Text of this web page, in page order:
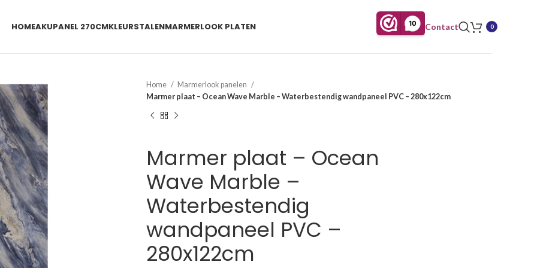
HOMEAKUPANEL 270CMKLEURSTALENMARMERLOOK PLATEN Contact 0
Home
Marmerlook panelen
Marmer plaat – Ocean Wave Marble – Waterbestendig wandpaneel PVC – 280x122cm
Marmer plaat – Ocean
Wave Marble –
Waterbestendig
wandpaneel PVC –
280x122cm